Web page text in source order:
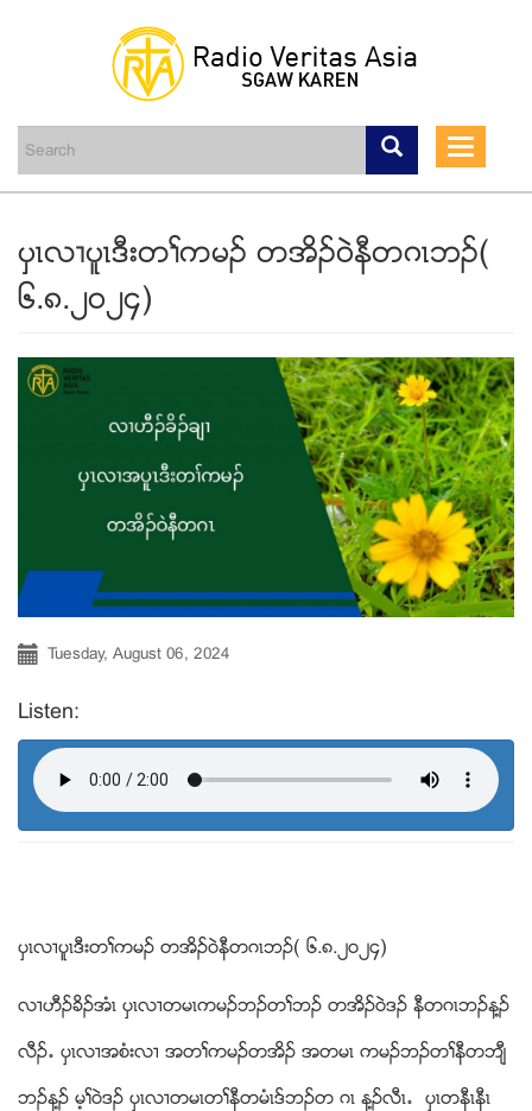
content
Toggle
ပွၚလ႕ပူၚဒီးတႈကမဥ တအိဥ၀ဲနီတဂၚဘဥ(
၆.၈.၂၀၂၄)
Tuesday, August 06, 2024
Listen:
ပွၚလ႕ပူၚဒီးတႈကမဥ တအိဥ၀ဲနီတဂၚဘဥ( ၆.၈.၂၀၂၄)
လ႕ဟီဥခိဥအံၚ ပွၚလ႕တမၚကမဥဘဥတႈဘဥ တအိဥ၀ဲဒဥ နီတဂၚဘဥန႔ဥ
လီဥ’ ပွၚလ႕အစံးလ႕ အတႈကမဥတအိဥ အတမၚ ကမဥဘဥတႈနီတဘ်ီ
ဘဥန႔ဥ မ့ႈ၀ဲဒဥ ပွၚလ႕တမၚတႈနီတမံၚဒ္ဘဥတ ဂၚ န႔ဥလီၚ’ ပွၚတနီၚနီၚ